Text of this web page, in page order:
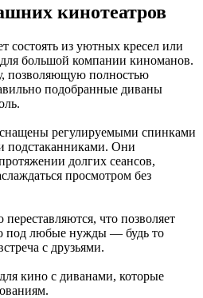
кинотеатров
состоять из уютных кресел или
большой компании киноманов.
позволяющую полностью
подобранные диваны
регулируемыми спинками
подстаканниками. Они
долгих сеансов,
просмотром без
что позволяет
под любые нужды — будь то
с друзьями.
кино с диванами, которые